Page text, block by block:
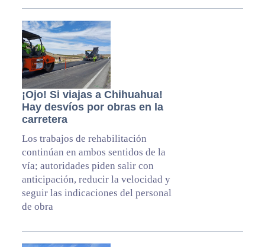
¡Ojo! Si viajas a Chihuahua!
Hay desvíos por obras en la
carretera
Los trabajos de rehabilitación
continúan en ambos sentidos de la
vía; autoridades piden salir con
anticipación, reducir la velocidad y
seguir las indicaciones del personal
de obra